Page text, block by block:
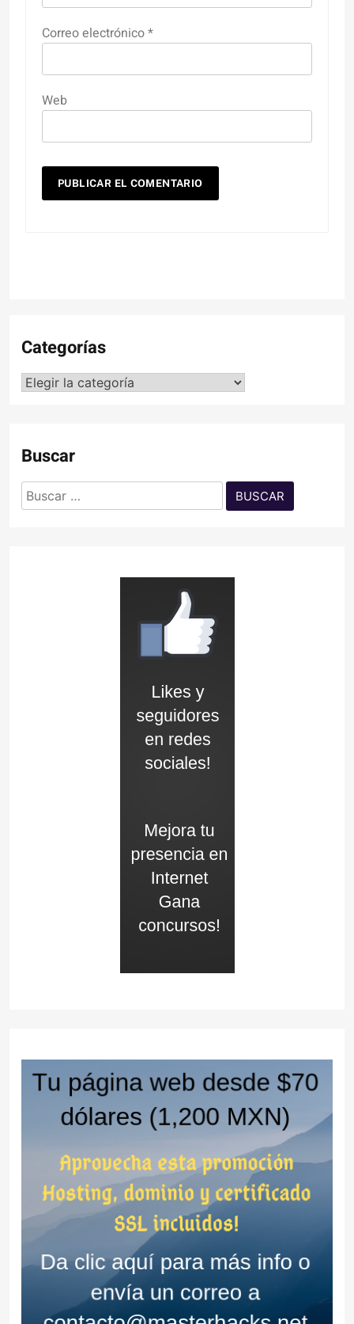
Correo electrónico*
Web
Categorías
Categorías
Buscar
Buscar: